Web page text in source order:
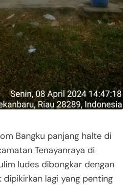
Bangku panjang halte di
Tenayanraya di
ludes dibongkar dengan
dipikirkan lagi yang penting